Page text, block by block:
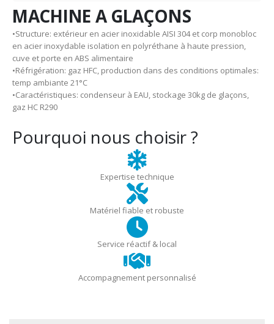
MACHINE A GLAÇONS
•Structure: extérieur en acier inoxidable AISI 304 et corp monobloc
en acier inoxydable isolation en polyréthane à haute pression,
cuve et porte en ABS alimentaire
•Réfrigération: gaz HFC, production dans des conditions optimales:
temp ambiante 21°C
•Caractéristiques: condenseur à EAU, stockage 30kg de glaçons,
gaz HC R290
Pourquoi nous choisir ?
Expertise technique
Matériel fiable et robuste
Service réactif & local
Accompagnement personnalisé